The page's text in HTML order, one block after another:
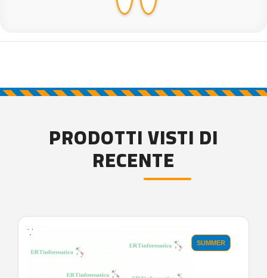
PRODOTTI VISTI DI
RECENTE
'.'
SUMMER